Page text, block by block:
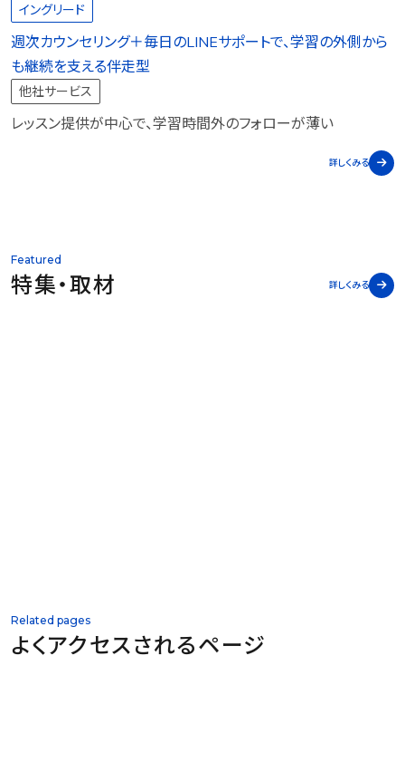
イングリード
週次カウンセリング＋毎日のLINEサポートで、学習の外側から
も継続を支える伴走型
他社サービス
レッスン提供が中心で、学習時間外のフォローが薄い
詳しくみる
Featured
特集・取材 詳しくみる
Related pages
よくアクセスされるページ